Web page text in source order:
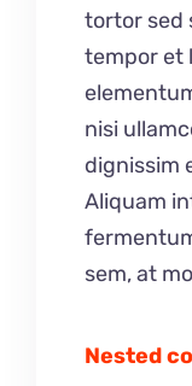
tortor sed
tempor et
nisi
dignissim
Aliquam
sem, at
Nested